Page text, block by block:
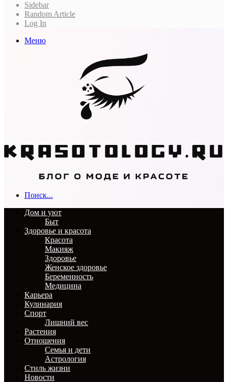
Sidebar
Random Article
Log In
Меню
Поиск...
Дом и уют
Быт
Здоровье и красота
Красота
Макияж
Здоровье
Женское здоровье
Беременность
Медицина
Карьера
Кулинария
Спорт
Лишний вес
Растения
Отношения
Семья и дети
Астрология
Стиль жизни
Новости